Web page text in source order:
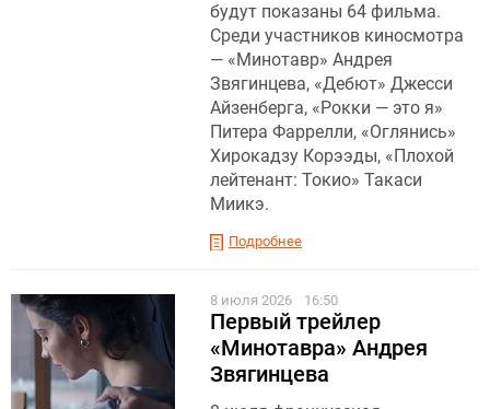
будут показаны 64 фильма.
Среди участников киносмотра
— «Минотавр» Андрея
Звягинцева, «Дебют» Джесси
Айзенберга, «Рокки — это я»
Питера Фаррелли, «Оглянись»
Хирокадзу Корээды, «Плохой
лейтенант: Токио» Такаси
Миикэ.
Подробнее
8 июля 2026 16:50
Первый трейлер
«Минотавра» Андрея
Звягинцева